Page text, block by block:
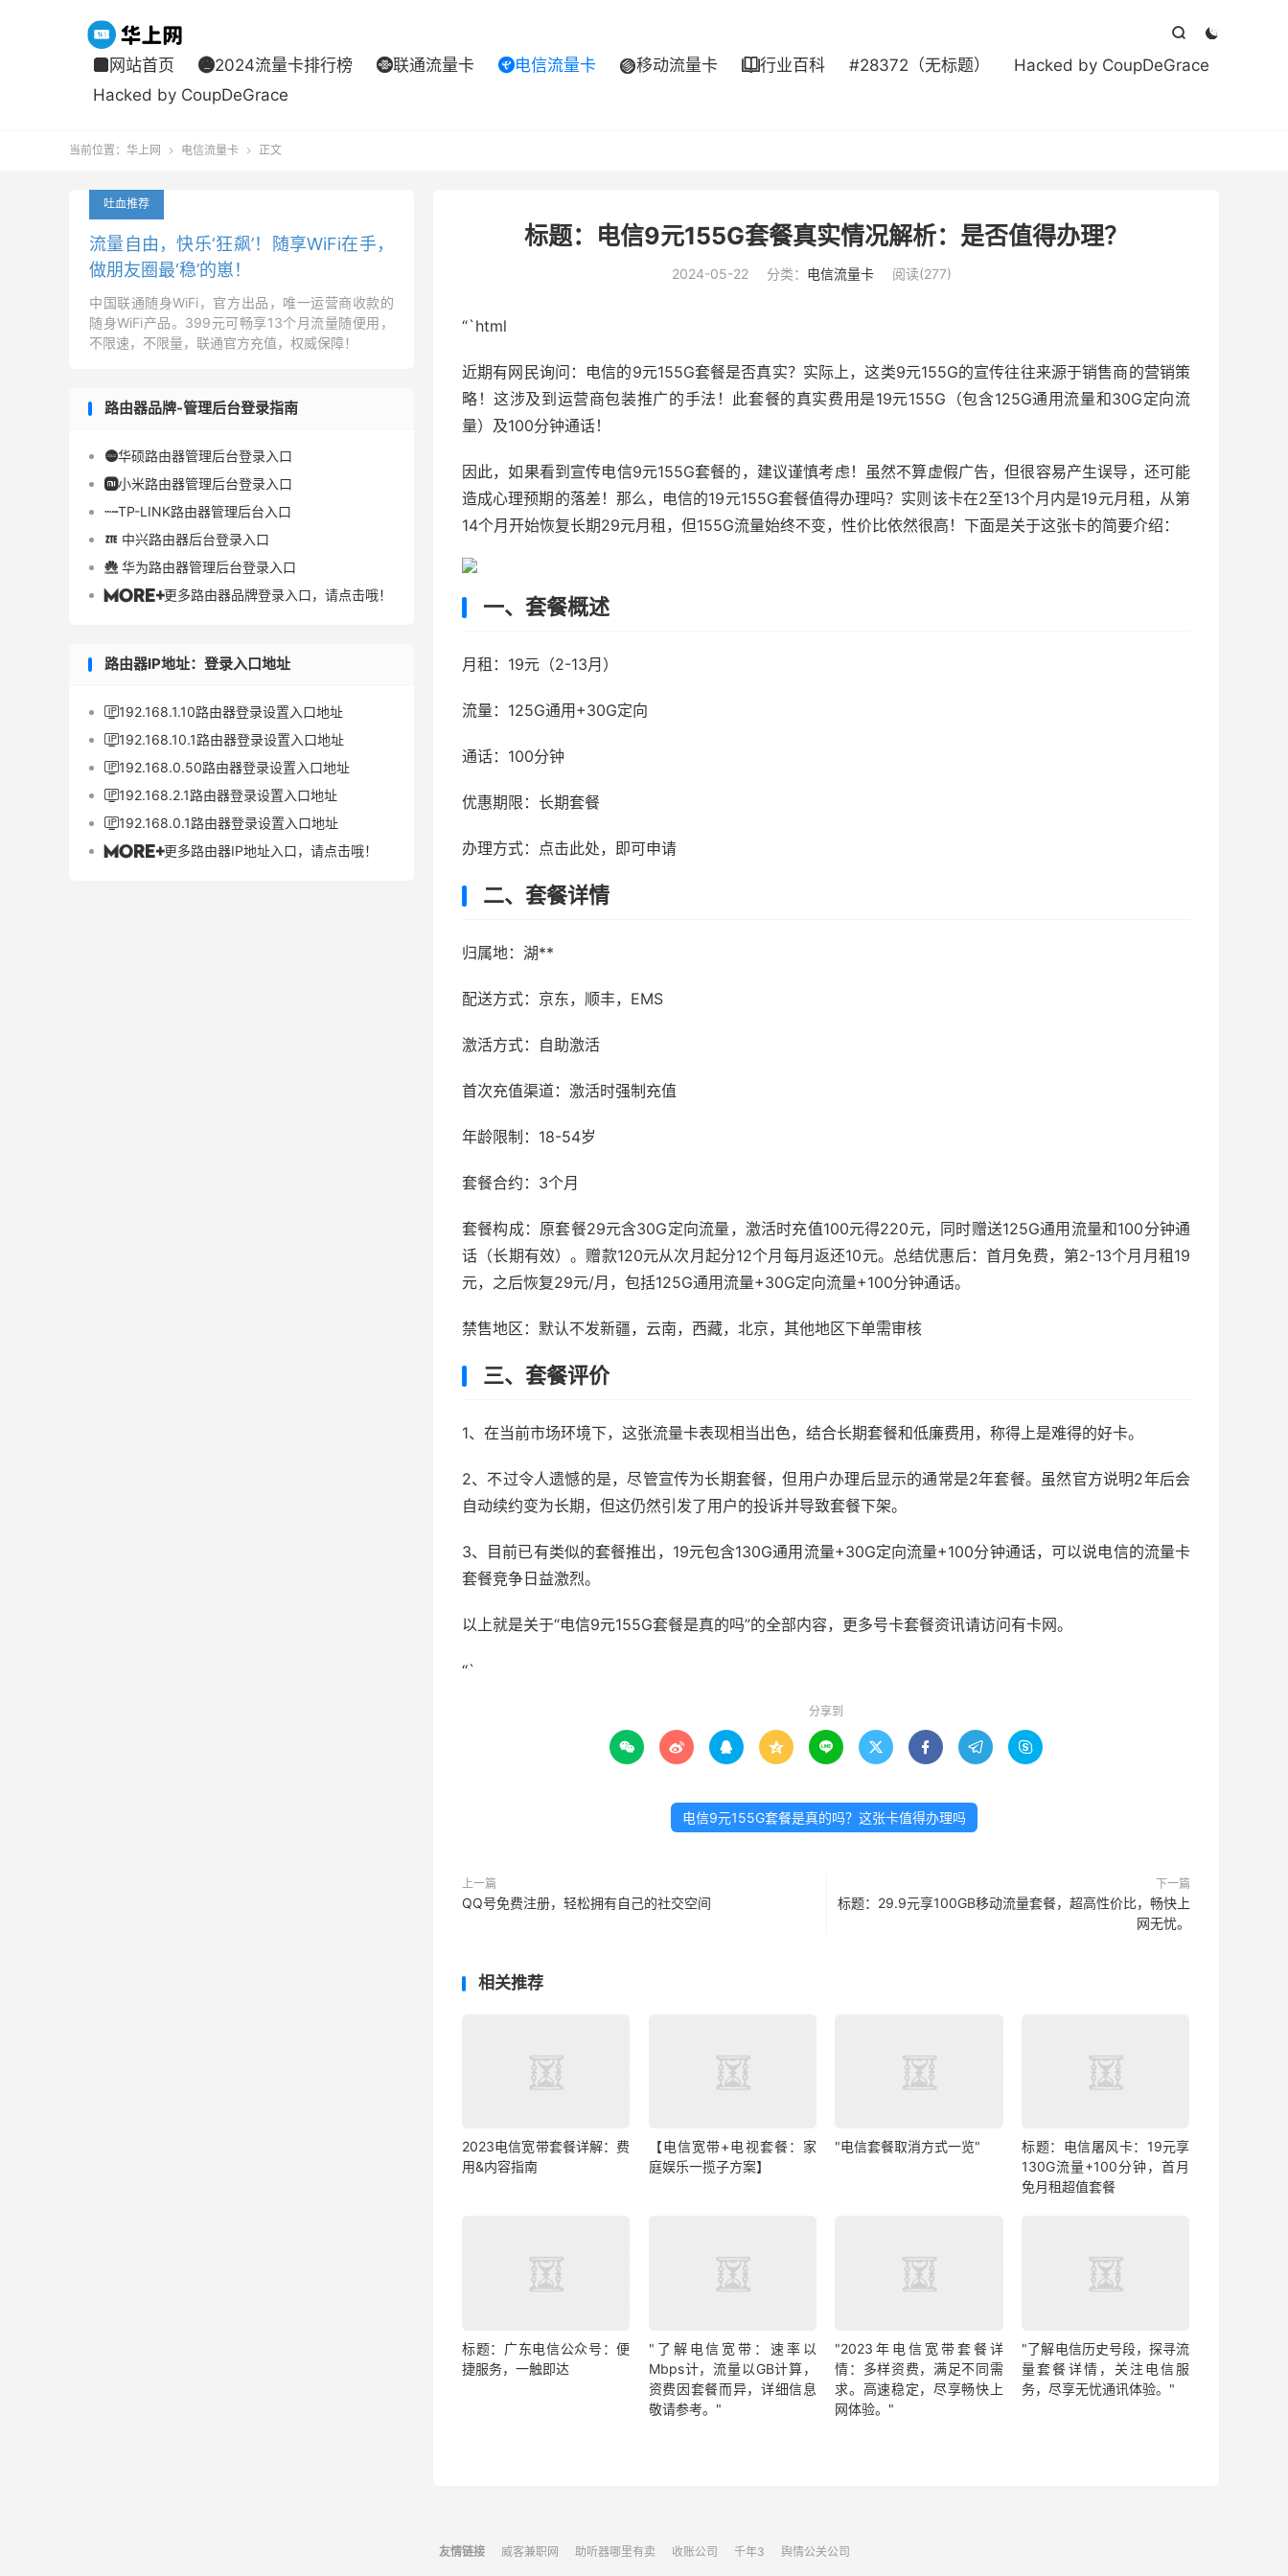


 网站首页 2024流量卡排行榜 联通流量卡 电信流量卡 移动流量卡 行业百科 #28372（无标题）
Hacked by CoupDeGrace
Hacked by CoupDeGrace
当前位置： 华上网  电信流量卡  正文
标题：电信9元155G套餐真实情况解析：是否值得办理？
2024-05-22 分类： 电信流量卡 阅读(277)
“`html
近期有网民询问：电信的9元155G套餐是否真实？实际上，这类9元155G的宣传往往来源于销售商的营销策
略！这涉及到运营商包装推广的手法！此套餐的真实费用是19元155G（包含125G通用流量和30G定向流
量）及100分钟通话！
因此，如果看到宣传电信9元155G套餐的，建议谨慎考虑！虽然不算虚假广告，但很容易产生误导，还可能
造成心理预期的落差！那么，电信的19元155G套餐值得办理吗？实则该卡在2至13个月内是19元月租，从第
14个月开始恢复长期29元月租，但155G流量始终不变，性价比依然很高！下面是关于这张卡的简要介绍：
一、套餐概述
月租：19元（2-13月）
流量：125G通用+30G定向
通话：100分钟
优惠期限：长期套餐
办理方式：点击此处，即可申请
二、套餐详情
归属地：湖**
配送方式：京东，顺丰，EMS
激活方式：自助激活
首次充值渠道：激活时强制充值
年龄限制：18-54岁
套餐合约：3个月
套餐构成：原套餐29元含30G定向流量，激活时充值100元得220元，同时赠送125G通用流量和100分钟通
话（长期有效）。赠款120元从次月起分12个月每月返还10元。总结优惠后：首月免费，第2-13个月月租19
元，之后恢复29元/月，包括125G通用流量+30G定向流量+100分钟通话。
禁售地区：默认不发新疆，云南，西藏，北京，其他地区下单需审核
三、套餐评价
1、在当前市场环境下，这张流量卡表现相当出色，结合长期套餐和低廉费用，称得上是难得的好卡。
2、不过令人遗憾的是，尽管宣传为长期套餐，但用户办理后显示的通常是2年套餐。虽然官方说明2年后会
自动续约变为长期，但这仍然引发了用户的投诉并导致套餐下架。
3、目前已有类似的套餐推出，19元包含130G通用流量+30G定向流量+100分钟通话，可以说电信的流量卡
套餐竞争日益激烈。
以上就是关于“电信9元155G套餐是真的吗”的全部内容，更多号卡套餐资讯请访问有卡网。
“`
分享到
        
电信9元155G套餐是真的吗？这张卡值得办理吗
上一篇
QQ号免费注册，轻松拥有自己的社交空间
下一篇
标题：29.9元享100GB移动流量套餐，超高性价比，畅快上
网无忧。
相关推荐
2023电信宽带套餐详解：费
用&内容指南
【电信宽带+电视套餐：家
庭娱乐一揽子方案】
"电信套餐取消方式一览"
标题：电信屠风卡：19元享
130G流量+100分钟，首月
免月租超值套餐
标题：广东电信公众号：便
捷服务，一触即达
"了解电信宽带：速率以
Mbps计，流量以GB计算，
资费因套餐而异，详细信息
敬请参考。"
"2023年电信宽带套餐详
情：多样资费，满足不同需
求。高速稳定，尽享畅快上
网体验。"
"了解电信历史号段，探寻流
量套餐详情，关注电信服
务，尽享无忧通讯体验。"
吐血推荐
流量自由，快乐‘狂飙’！随享WiFi在手，
做朋友圈最‘稳’的崽！
中国联通随身WiFi，官方出品，唯一运营商收款的
随身WiFi产品。399元可畅享13个月流量随便用，
不限速，不限量，联通官方充值，权威保障！
路由器品牌-管理后台登录指南
华硕路由器管理后台登录入口
小米路由器管理后台登录入口
TP-LINK路由器管理后台入口
 中兴路由器后台登录入口
 华为路由器管理后台登录入口
更多路由器品牌登录入口，请点击哦！
路由器IP地址：登录入口地址
192.168.1.10路由器登录设置入口地址
192.168.10.1路由器登录设置入口地址
192.168.0.50路由器登录设置入口地址
192.168.2.1路由器登录设置入口地址
192.168.0.1路由器登录设置入口地址
更多路由器IP地址入口，请点击哦！
友情链接 威客兼职网 助听器哪里有卖 收账公司 千年3 舆情公关公司